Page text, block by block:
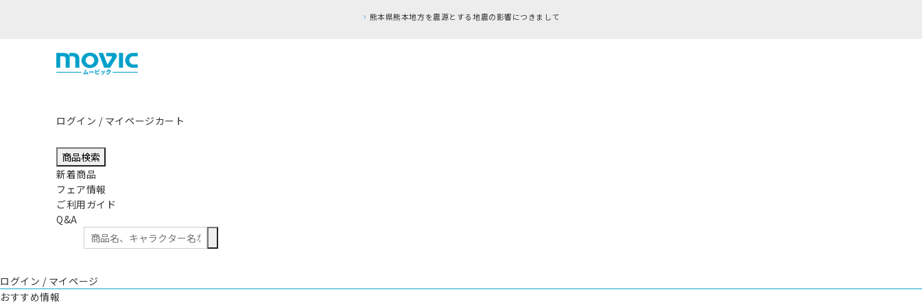
ログイン / マイページカート
商品検索
新着商品
フェア情報
ご利用ガイド
Q&A
ログイン / マイページ
おすすめ情報